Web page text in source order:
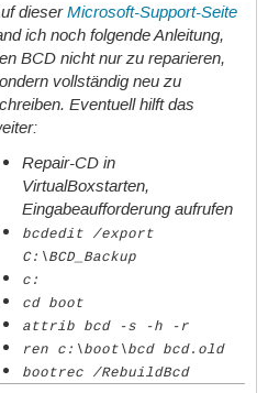
dieserMicrosoft-Support-Seite
ich noch folgende Anleitung,
BCD nicht nur zu reparieren,
vollständig neu zu
Eventuell hilft das
Repair-CD in
VirtualBoxstarten,
Eingabeaufforderung aufrufen
bcdedit /export
C:\BCD_Backup
c:
cd boot
attrib bcd -s -h -r
ren c:\boot\bcd bcd.old
bootrec /RebuildBcd